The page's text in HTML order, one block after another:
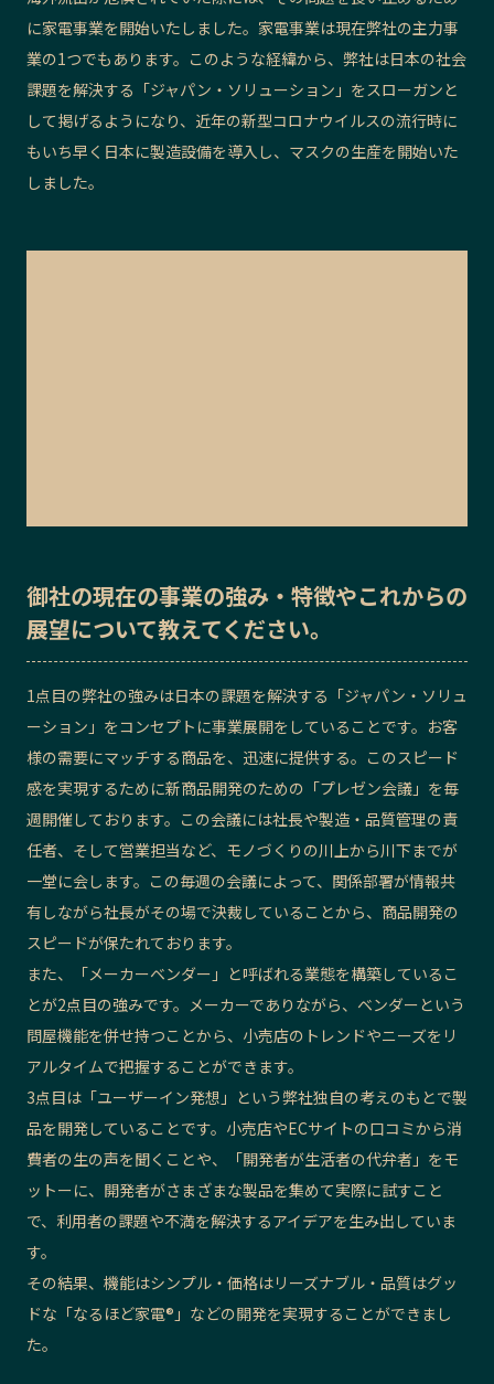
に家電事業を開始いたしました。家電事業は現在弊社の主力事
業の1つでもあります。 このような経緯から、弊社は日本の社会
課題を解決する「ジャパン・ソリューション」をスローガンと
して掲げるようになり、近年の新型コロナウイルスの流行時に
もいち早く 日本に製造設備を導入し、マスクの生産を開始いた
しました。
御社の現在の事業の強み・特徴やこれからの
展望について教えてください。
1点目の弊社の強みは日本の課題を解決する「ジャパン・ソリュ
ーション 」をコンセプトに事業展開をしていることです。お客
様の需要にマッチする商品を、迅速に提供する。このスピード
感を実現するために新商品開発のための「プレゼン会議」を毎
週開催しております。この会議には社長や製造・品質管理の責
任者、そして営業担当など、 モノづくり の川上から川下までが
一堂に会します。この毎週の会議によって、 関係部署が情報共
有しながら社長がその場で決裁している ことから、商品開発の
スピードが保たれております。
また、「メーカーベンダー」と呼ばれる業態を構築している こ
とが2点目の強みです。メーカーでありながら、ベンダーという
問屋機能を併せ持つことから、小売店のトレンドやニーズをリ
アルタイムで把握することができます。
3点目は「ユーザーイン発想」という弊社独自の考えのもとで製
品を開発していることです。小売店やECサイトの口コミから消
費者の生の声を聞くことや、「開発者が生活者の代弁者」をモ
ットーに、開発者がさまざまな製品を集めて実際に試すこと
で、利用者の課題や不満を解決するアイデアを生み出していま
す。
その結果、機能はシンプル・価格はリーズナブル・品質はグッ
ドな「なるほど家電®︎」 などの開発を実現することができまし
た。